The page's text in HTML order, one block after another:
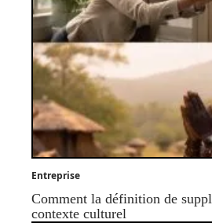
Entreprise
Comment la définition de
contexte culturel